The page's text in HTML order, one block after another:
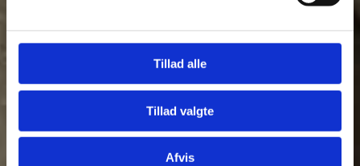
Tillad alle
Tillad valgte
Afvis